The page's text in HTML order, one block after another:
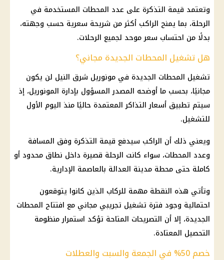
وتعتمد قيمة التذكرة على عدد المحطات المستخدمة في
الرحلة، بما يمنح الراكب أكثر من شريحة سعرية حسب وجهته،
بدلًا من احتساب سعر موحد لجميع الرحلات.
هل تشغيل المحطات الجديدة مجاني؟
تشغيل المحطات الجديدة في مونوريل شرق النيل لن يكون
مجانيًا، بحسب ما أوضحه المصدر المسؤول بإدارة المونوريل، إذ
سيتم تطبيق أسعار التذاكر المعتمدة حاليًا منذ اليوم الأول
للتشغيل.
ويعني ذلك أن الراكب سيدفع قيمة التذكرة وفق المسافة
وعدد المحطات، سواء كانت الرحلة قصيرة داخل نطاق محدود أو
كاملة حتى محطة مدينة العدالة بالعاصمة الإدارية.
وتأتي هذه النقطة مهمة للركاب الذين كانوا يتوقعون
احتمالية وجود فترة تشغيل تجريبي مجاني مع افتتاح المحطات
الجديدة، إلا أن التصريحات المتاحة تؤكد استمرار منظومة
التحصيل المعتادة.
خصم 50% في الجمعة والسبت والعطلات